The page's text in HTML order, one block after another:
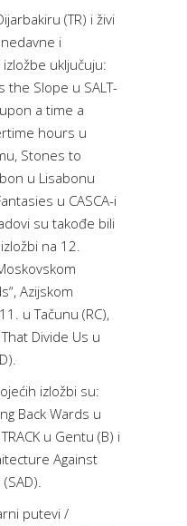
(TR) i živi
i
uključuju:
the Slope u SALT-
a time a
hours u
Stones to
u Lisabonu
u CASCA-i
su takođe bili
na 12.
Azijskom
u Tačunu (RC),
Divide Us u
izložbi su:
Back Wards u
u Gentu (B) i
Against
putevi /